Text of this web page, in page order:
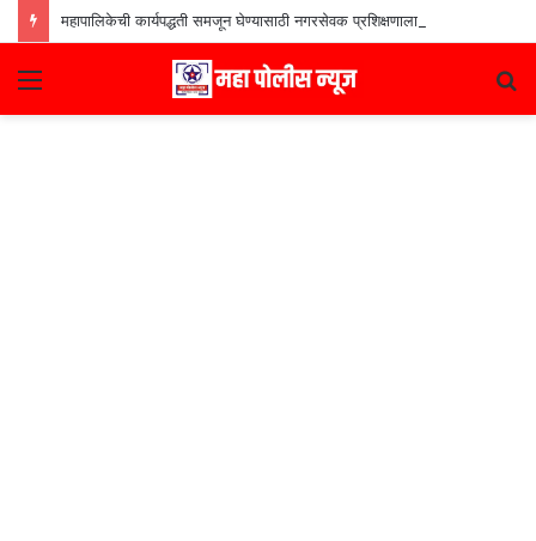
महापालिकेची कार्यपद्धती समजून घेण्यासाठी नगरसेवक प्रशिक्षणाला रवाना
Menu